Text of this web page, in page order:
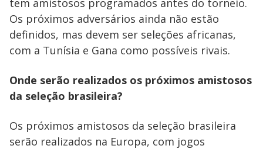
Os próximos adversários ainda não estão
definidos, mas devem ser seleções africanas,
com a Tunísia e Gana como possíveis rivais.
Onde serão realizados os próximos amistosos
da seleção brasileira?
Os próximos amistosos da seleção brasileira
serão realizados na Europa, com jogos